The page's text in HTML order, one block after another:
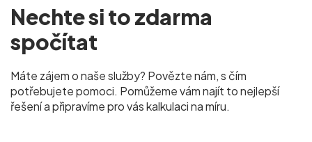
Nechte si tozdarma
spočítat
Máte zájem o naše služby? Povězte nám, s čím
potřebujete pomoci. Pomůžeme vám najít to nejlepší
řešení a připravíme pro váskalkulaci na míru.